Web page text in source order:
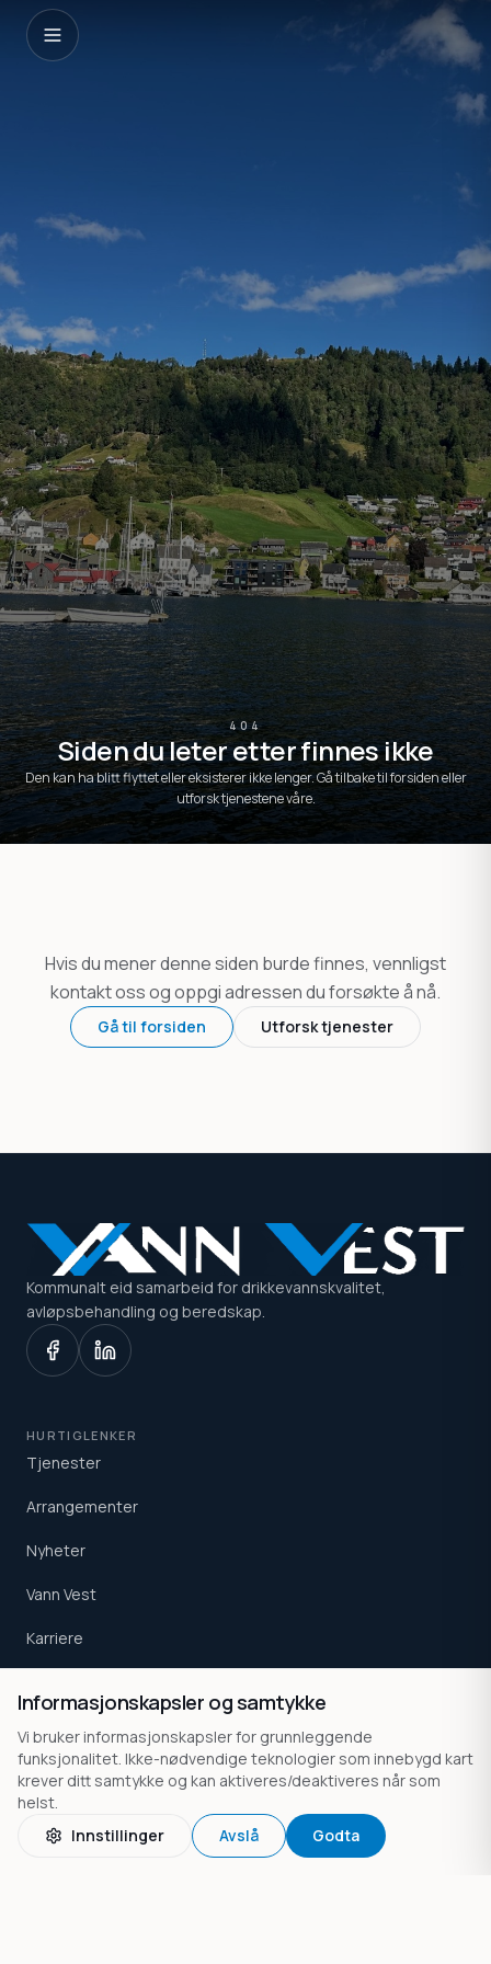
404
Siden du leter etter finnes ikke
Den kan ha blitt flyttet eller eksisterer ikke lenger. Gå tilbake til forsiden eller
utforsk tjenestene våre.
Hvis du mener denne siden burde finnes, vennligst
kontakt oss og oppgi adressen du forsøkte å nå.
Gå til forsiden Utforsk tjenester
Kommunalt eid samarbeid for drikkevannskvalitet,
avløpsbehandling og beredskap.
HURTIGLENKER
Tjenester
Arrangementer
Nyheter
Vann Vest
Karriere
TJENESTER
Akkreditert prøvetaking
Miljø
Informasjonskapsler og samtykke
Vi bruker informasjonskapsler for grunnleggende
funksjonalitet. Ikke-nødvendige teknologier som innebygd kart
krever ditt samtykke og kan aktiveres/deaktiveres når som
helst.
Innstillinger
Avslå Godta